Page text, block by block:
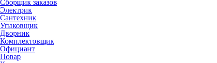
Сборщик заказов
Электрик
Сантехник
Упаковщик
Дворник
Комплектовщик
Официант
Повар